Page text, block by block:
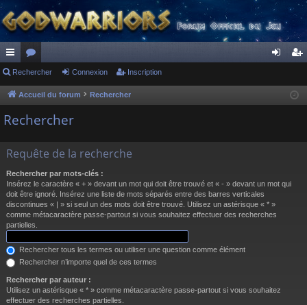
ac
co
ur
s
or
u
m
cri
Rechercher Connexion Inscription
Accueil du forum Rechercher
Rechercher
Requête de la recherche
Rechercher par mots-clés :
Insérez le caractère « + » devant un mot qui doit être trouvé et « - » devant un mot qui
doit être ignoré. Insérez une liste de mots séparés entre des barres verticales
discontinues « | » si seul un des mots doit être trouvé. Utilisez un astérisque « * »
comme métacaractère passe-partout si vous souhaitez effectuer des recherches
partielles.
Rechercher tous les termes ou utiliser une question comme élément
Rechercher n’importe quel de ces termes
Rechercher par auteur :
Utilisez un astérisque « * » comme métacaractère passe-partout si vous souhaitez
effectuer des recherches partielles.